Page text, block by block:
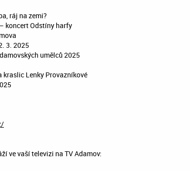
ráj na zemi?
koncert Odstíny harfy
3. 2025
umělců 2025
Lenky Provazníkové
ve vaší televizi na TV Adamov: